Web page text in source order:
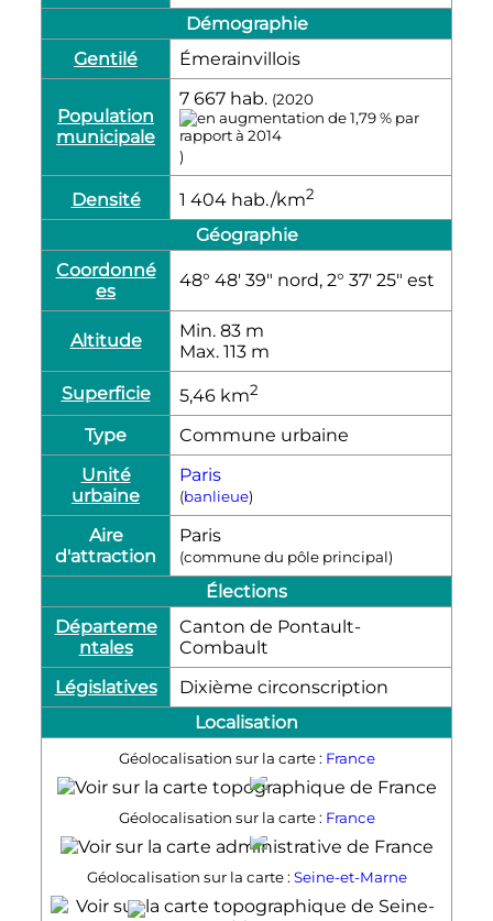
Démographie
Gentilé
Émerainvillois
Population
municipale
7 667 hab. (2020
)
Densité 1 404 hab./km2
Géographie
Coordonné
es
48° 48′ 39″ nord, 2° 37′ 25″ est
Altitude Min. 83 m
Max. 113 m
Superficie
5,46 km2
Type
Commune urbaine
Unité
urbaine
Paris
(banlieue)
Aire
d'attraction
Paris
(commune du pôle principal)
Élections
Départeme
ntales
Canton de Pontault-
Combault
Législatives
Dixième circonscription
Localisation
Géolocalisation sur la carte : France
Émerainville
Géolocalisation sur la carte : France
Émerainville
Géolocalisation sur la carte : Seine-et-Marne